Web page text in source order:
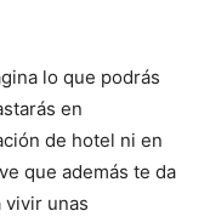
lo que podrás
en
de hotel ni en
que además te da
unas